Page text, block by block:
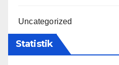
Uncategorized
Statistik